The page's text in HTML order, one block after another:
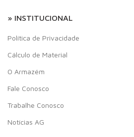
» INSTITUCIONAL
Política de Privacidade
Cálculo de Material
O Armazém
Fale Conosco
Trabalhe Conosco
Notícias AG